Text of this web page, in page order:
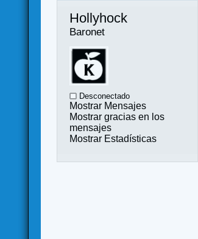
Hollyhock
Baronet
Desconectado
Mostrar Mensajes
Mostrar gracias en los
mensajes
Mostrar Estadísticas